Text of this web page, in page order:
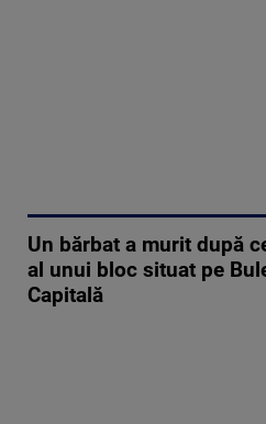
Un bărbat a murit după
al unui bloc situat pe
Capitală